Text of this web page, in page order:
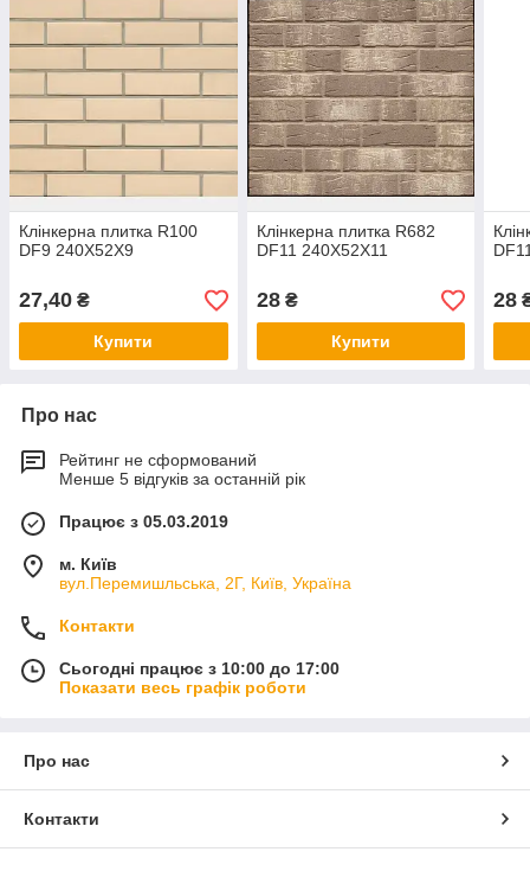
Клінкерна плитка R100
DF9 240X52X9
27,40 ₴
Купити
Клінкерна плитка R682
DF11 240X52X11
28₴
Купити
28
Про нас
Рейтинг не сформований
Менше 5 відгуків за останній рік
Працює з 05.03.2019
м. Київ
вул.Перемишльська, 2Г, Київ, Україна
Контакти
Сьогодні працює з 10:00 до 17:00
Показати весь графік роботи
Про нас
Контакти